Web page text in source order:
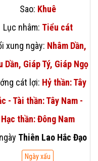
Sao: Khuê
Lục nhâm: Tiểu cát
xung ngày: Nhâm Dần,
Dần, Giáp Tý, Giáp Ngọ
cát lợi: Hỷ thần: Tây
- Tài thần: Tây Nam -
Hạc thần: Đông Nam
Thiên Lao Hắc Đạo
Ngày xấu